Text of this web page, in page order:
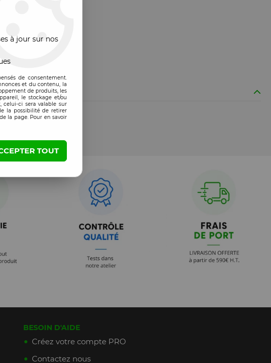
BESOIN D'AIDE
Créez votre compte PRO
Contactez nous
à jour sur nos
de consentement.
et du contenu, la
de produits, les
le stockage et/ou
celui-ci sera valable sur
la possibilité de retirer
la page. Pour en savoir
TOUT